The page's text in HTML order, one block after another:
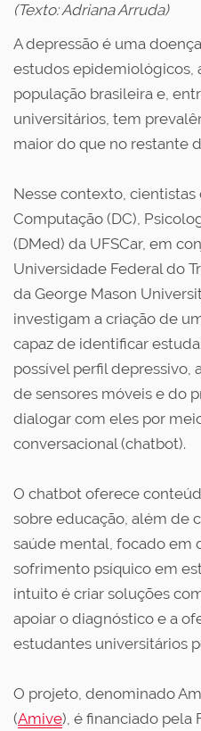
(Texto: Adriana Arruda)
A depressão é uma
estudos epidemiológicos,
população brasileira e,
universitários, tem
maior do que no restante
Nesse contexto,
Computação (DC),
(DMed) da UFSCar, em
Universidade Federal do
da George Mason
investigam a criação de
capaz de identificar
possível perfil depressivo,
de sensores móveis e do
dialogar com eles por
conversacional (chatbot).
O chatbot oferece
sobre educação, além de
saúde mental, focado em
sofrimento psíquico em
intuito é criar soluções
apoiar o diagnóstico e a
estudantes universitários
O projeto, denominado
(Amive), é financiado pela